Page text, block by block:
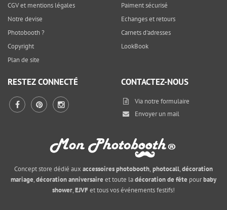
CGV et mentions légales
Notre devise
Photobooth ?
Copyright
Plan de site
Paiment sécurisé
Echanges et retours
Carnets d'adresses
LookBook
RESTEZ CONNECTÉ CONTACTEZ-NOUS
Via notre formulaire
Envoyer un mail
Concept store dédié aux accessoires photobooth, photocall,décoration
mariage,décoration anniversaire et toute ladécoration de fête pourbaby
shower,EJVFet tous vos événements festifs!